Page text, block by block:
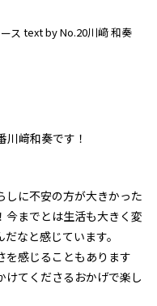
ス text by No.20川﨑 和奏
﨑和奏です！
しに不安の方が大きかった
今までとは生活も大きく変
なと感じています。
を感じることもあります
てくださるおかげで楽し